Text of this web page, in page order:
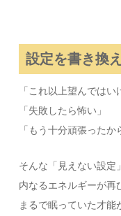
設定を書き換
「これ以上望んではい
「失敗したら怖い」
「もう十分頑張ったか
そんな「見えない設定
内なるエネルギーが再
まるで眠っていた才能